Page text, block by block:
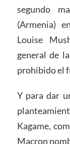
segundo
(Armenia)
Louise
general de
prohibido el
Y para dar
Kagame,
Macron